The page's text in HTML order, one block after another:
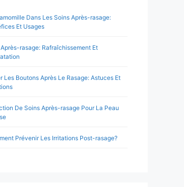
Dans Les Soins Après-rasage:
Et Usages
rasage: Rafraîchissement Et
Les Boutons Après Le Rasage: Astuces Et
De Soins Après-rasage Pour La Peau
Prévenir Les Irritations Post-rasage?